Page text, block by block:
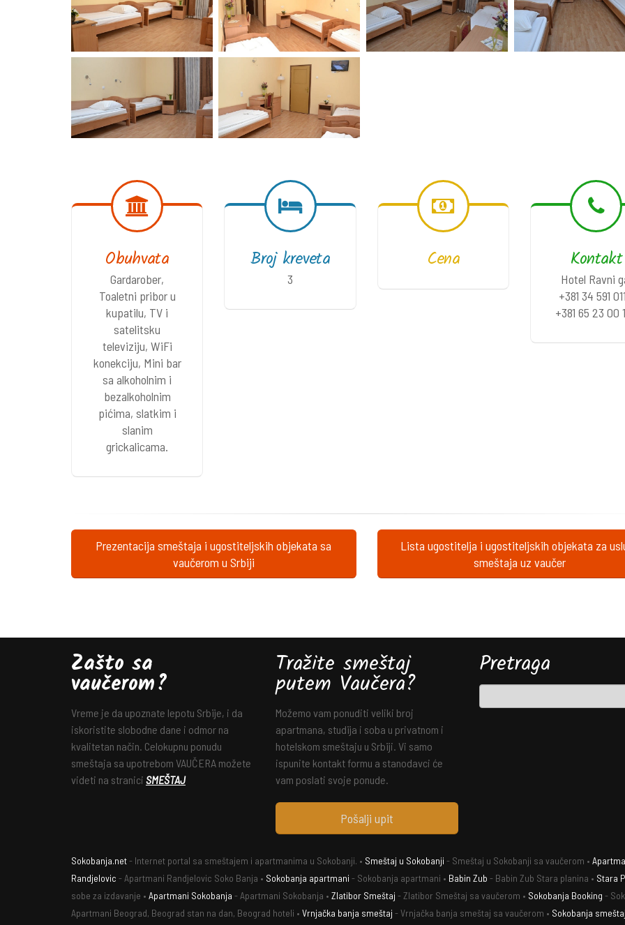
Obuhvata
Gardarober,
Toaletni pribor u
kupatilu, TV i
satelitsku
televiziju, WiFi
konekciju, Mini bar
sa alkoholnim i
bezalkoholnim
pićima, slatkim i
slanim
grickalicama.
Broj kreveta
3
Cena Kontakt
Hotel Ravni
+381 34 591
+381 65 23 00
Prezentacija smeštaja i ugostiteljskih objekata sa
vaučerom u Srbiji
Lista ugostitelja i ugostiteljskih objekata za
smeštaja uz vaučer
Zašto sa
vaučerom?
Vreme je da upoznate lepotu Srbije, i da
iskoristite slobodne dane i odmor na
kvalitetan način. Celokupnu ponudu
smeštaja sa upotrebom VAUČERA možete
videti na stranici SMEŠTAJ
Tražite smeštaj
putem Vaučera?
Možemo vam ponuditi veliki broj
apartmana, studija i soba u privatnom i
hotelskom smeštaju u Srbiji. Vi samo
ispunite kontakt formu a stanodavci će
vam poslati svoje ponude.
Pošalji upit
Pretraga
Sokobanja.net- Internet portal sa smeštajem i apartmanima u Sokobanji. • Smeštaj u Sokobanji - Smeštaj u Sokobanji sa vaučerom •
Randjelovic - Apartmani Randjelovic Soko Banja • Sokobanja apartmani - Sokobanja apartmani • Babin Zub - Babin Zub Stara planina • Stara
sobe za izdavanje • Apartmani Sokobanja - Apartmani Sokobanja • Zlatibor Smeštaj - Zlatibor Smeštaj sa vaučerom • Sokobanja Booking -
Apartmani Beograd, Beograd stan na dan, Beograd hoteli • Vrnjačka banja smeštaj - Vrnjačka banja smeštaj sa vaučerom • Sokobanja smeštaj